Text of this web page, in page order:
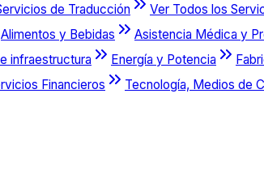
de Traducción
Ver Todos los
Alimentos y Bebidas Asistencia Médica y
infraestructura
Energía y Potencia
Financieros Tecnología, Medios de